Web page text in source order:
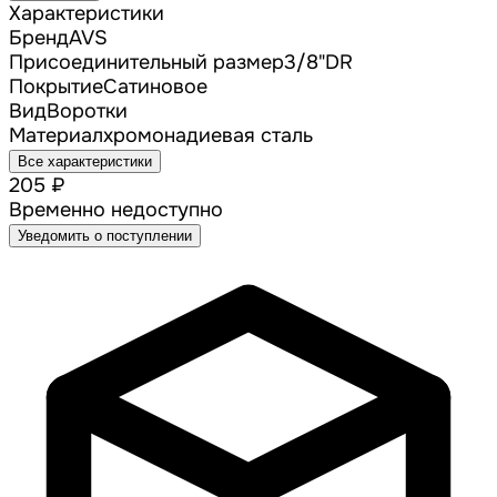
Характеристики
БрендAVS
Присоединительный размер3/8"DR
ПокрытиеСатиновое
ВидВоротки
Материалхромонадиевая сталь
Все характеристики
205 ₽
Временно недоступно
Уведомить о поступлении